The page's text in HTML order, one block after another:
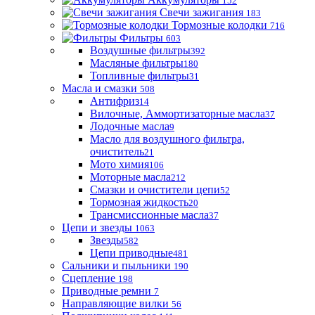
Свечи зажигания 183
Тормозные колодки 716
Фильтры 603
Воздушные фильтры392
Масляные фильтры180
Топливные фильтры31
Масла и смазки 508
Антифриз14
Вилочные, Аммортизаторные масла37
Лодочные масла9
Масло для воздушного фильтра,
очиститель21
Мото химия106
Моторные масла212
Смазки и очистители цепи52
Тормозная жидкость20
Трансмиссионные масла37
Цепи и звезды 1063
Звезды582
Цепи приводные481
Сальники и пыльники 190
Сцепление 198
Приводные ремни 7
Направляющие вилки 56